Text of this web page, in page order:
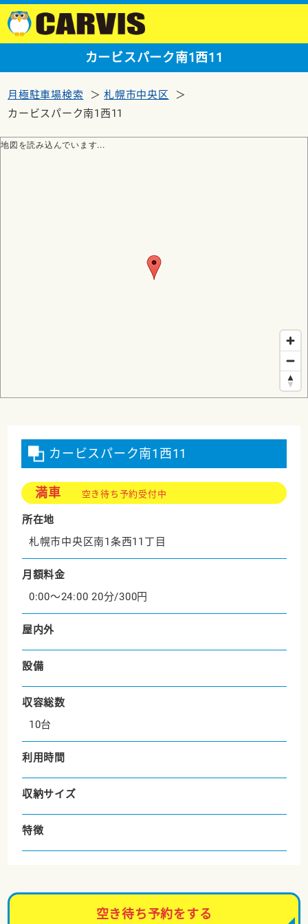
カービスパーク南1西11
月極駐車場検索
札幌市中央区
カービスパーク南1西11
地図を読み込んでいます...
カービスパーク南1西11
満車 空き待ち予約受付中
所在地
札幌市中央区南1条西11丁目
月額料金
0:00～24:00 20分/300円
屋内外
設備
収容総数
10台
利用時間
収納サイズ
特徴
空き待ち予約をする